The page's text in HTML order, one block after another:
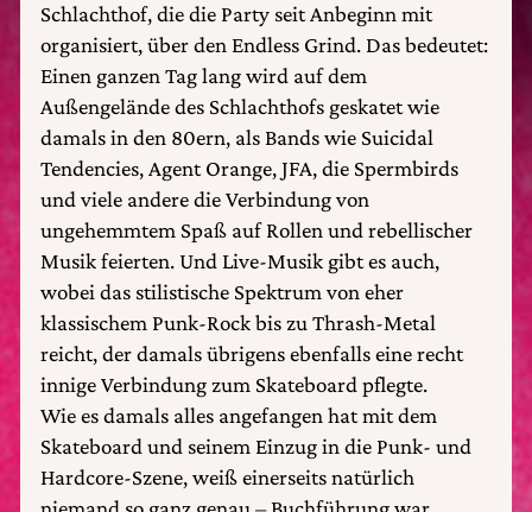
Schlachthof, die die Party seit Anbeginn mit
organisiert, über den Endless Grind. Das bedeutet:
Einen ganzen Tag lang wird auf dem
Außengelände des Schlachthofs geskatet wie
damals in den 80ern, als Bands wie Suicidal
Tendencies, Agent Orange, JFA, die Spermbirds
und viele andere die Verbindung von
ungehemmtem Spaß auf Rollen und rebellischer
Musik feierten. Und Live-Musik gibt es auch,
wobei das stilistische Spektrum von eher
klassischem Punk-Rock bis zu Thrash-Metal
reicht, der damals übrigens ebenfalls eine recht
innige Verbindung zum Skateboard pflegte.
Wie es damals alles angefangen hat mit dem
Skateboard und seinem Einzug in die Punk- und
Hardcore-Szene, weiß einerseits natürlich